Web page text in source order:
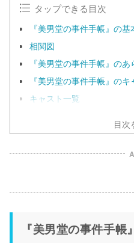
タップできる目次
『美男堂の事件手帳』の基
相関図
『美男堂の事件手帳』のあ
『美男堂の事件手帳』のキ
キャスト一覧
目次
『美男堂の事件手帳